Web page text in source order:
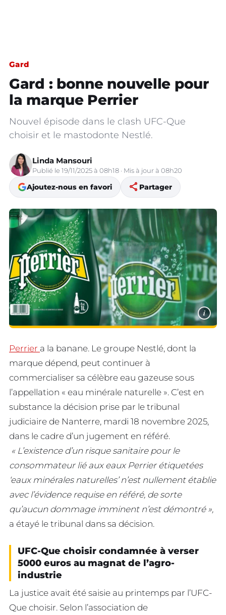
Gard
Gard : bonne nouvelle pour
la marque Perrier
Nouvel épisode dans le clash UFC-Que
choisir et le mastodonte Nestlé.
Linda Mansouri
Publié le 19/11/2025 à 08h18 · Mis à jour à 08h20
Ajoutez-nous en favori share Partager
i
Perrier a la banane. Le groupe Nestlé, dont la
marque dépend, peut continuer à
commercialiser sa célèbre eau gazeuse sous
l’appellation « eau minérale naturelle ». C’est en
substance la décision prise par le tribunal
judiciaire de Nanterre, mardi 18 novembre 2025,
dans le cadre d’un jugement en référé.
« L’existence d’un risque sanitaire pour le
consommateur lié aux eaux Perrier étiquetées
‘eaux minérales naturelles’ n’est nullement établie
avec l’évidence requise en référé, de sorte
qu’aucun dommage imminent n’est démontré »,
a étayé le tribunal dans sa décision.
UFC-Que choisir condamnée à verser
5000 euros au magnat de l’agro-
industrie
La justice avait été saisie au printemps par l’UFC-
Que choisir. Selon l’association de